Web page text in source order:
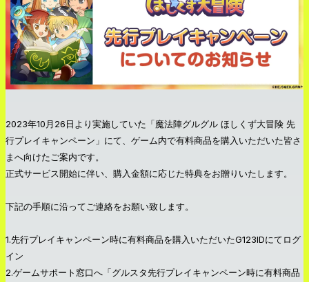
2023年10月26日より実施していた「魔法陣グルグル ほしくず大冒険 先
行プレイキャンペーン」にて、ゲーム内で有料商品を購入いただいた皆さ
まへ向けたご案内です。
正式サービス開始に伴い、購入金額に応じた特典をお贈りいたします。
下記の手順に沿ってご連絡をお願い致します。
1.先行プレイキャンペーン時に有料商品を購入いただいたG123IDにてログ
イン
2.ゲームサポート窓口へ「グルスタ先行プレイキャンペーン時に有料商品